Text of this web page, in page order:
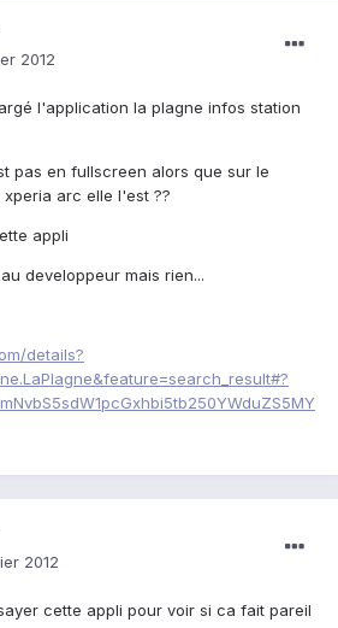
2012
l'application la plagne infos station
pas en fullscreen alors que sur le
arc elle l'est ??
appli
developpeur mais rien...
details?
2012
cette appli pour voir si ca fait pareil